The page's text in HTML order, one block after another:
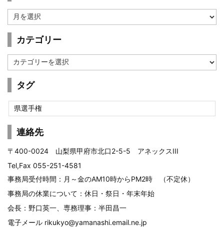
ー
カ
カテゴリー
テ
ゴ
タグ
県選手権
連絡先
〒400-0024 山梨県甲府市北口2-5-5 アネックスIII
Tel,Fax 055-251-4581
事務局受付時間：月～金のAM10時からPM2時 （不定休）
事務局の休業について：休日・祭日・年末年始
会長：野口英一、専務理事：半田昌一
電子メール rikukyo@yamanashi.email.ne.jp